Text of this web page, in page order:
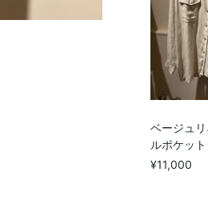
ベージュ
ルポケッ
¥11,000